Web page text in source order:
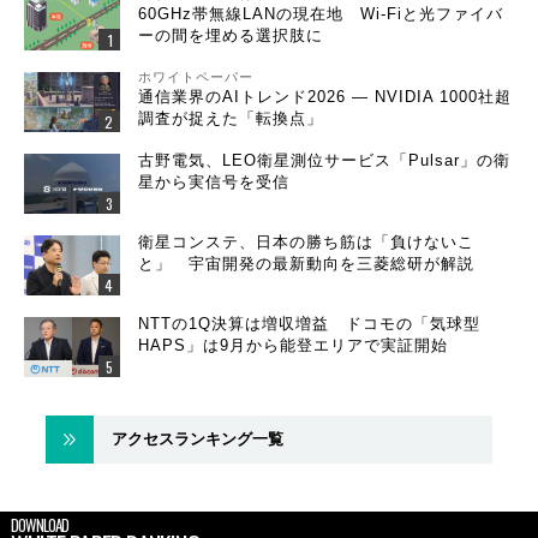
60GHz帯無線LANの現在地 Wi-Fiと光ファイバ
ーの間を埋める選択肢に
ホワイトペーパー
通信業界のAIトレンド2026 ― NVIDIA 1000社超
調査が捉えた「転換点」
古野電気、LEO衛星測位サービス「Pulsar」の衛
星から実信号を受信
衛星コンステ、日本の勝ち筋は「負けないこ
と」 宇宙開発の最新動向を三菱総研が解説
NTTの1Q決算は増収増益 ドコモの「気球型
HAPS」は9月から能登エリアで実証開始
アクセスランキング一覧
DOWNLOAD